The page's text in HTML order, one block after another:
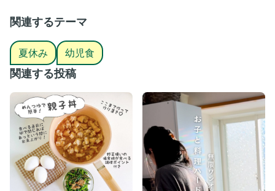
フォローして次の投稿も待っててね♡
つくれぽも大募集中📔
タグ付けでダッシュで伺います🐣
﹏﹏﹏﹏﹏﹏﹏﹏﹏﹏﹏﹏﹏﹏﹏﹏
#イベントごはん #器好き #うつわ #器集め #おうちごはん #こど
もごはん #幼児食
関連するテーマ
夏休み 幼児食
関連する投稿